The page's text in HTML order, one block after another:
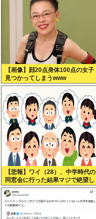
【画像】顔20点身体100点の女子
見つかってしまうwww
【悲報】ワイ（28）、中学時代の
同窓会に行った結果マジで絶望し
てしまう・・・・・・理由がこち
ら・・・・・・